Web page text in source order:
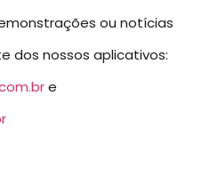
ou notícias
dos nossos aplicativos:
e